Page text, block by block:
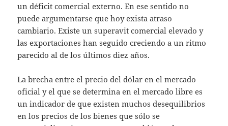
un déficit comercial externo. En ese sentido no
puede argumentarse que hoy exista atraso
cambiario. Existe un superavit comercial elevado y
las exportaciones han seguido creciendo a un ritmo
parecido al de los últimos diez años.
La brecha entre el precio del dólar en el mercado
oficial y el que se determina en el mercado libre es
un indicador de que existen muchos desequilibrios
en los precios de los bienes que sólo se